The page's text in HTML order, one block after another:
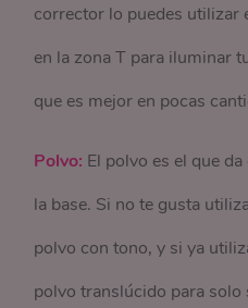
corrector lo puedes utilizar
en la zona T para iluminar
que es mejor en pocas
Polvo: El polvo es el que
la base. Si no te gusta
polvo con tono, y si ya
polvo translúcido para solo